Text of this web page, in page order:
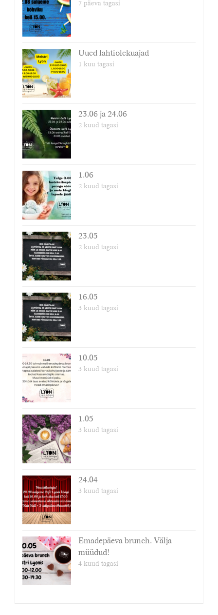
7 päeva tagasi
Uued lahtiolekuajad
1 kuu tagasi
23.06 ja 24.06
2 kuud tagasi
1.06
2 kuud tagasi
23.05
2 kuud tagasi
16.05
3 kuud tagasi
10.05
3 kuud tagasi
1.05
3 kuud tagasi
24.04
3 kuud tagasi
Emadepäeva brunch. Välja
müüdud!
4 kuud tagasi